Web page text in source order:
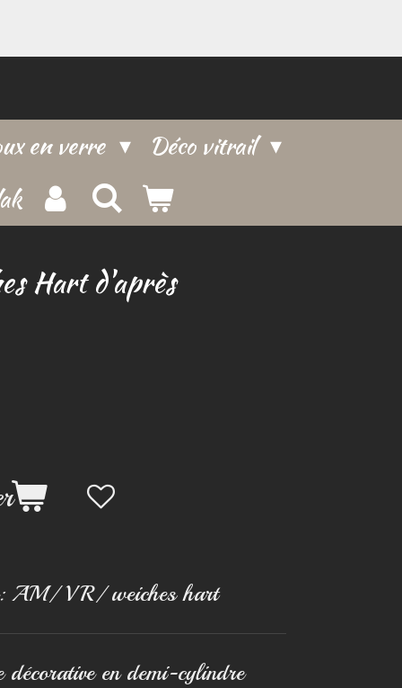
en verre
Déco vitrail
Hart d'après
AM/ VR/ weiches hart
décorative en demi-cylindre